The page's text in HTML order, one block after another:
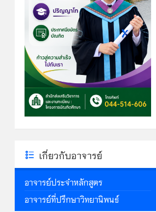
เกี่ยวกับอาจารย์
อาจารย์ประจำหลักสูตร
อาจารย์ที่ปรึกษาวิทยานิพนธ์